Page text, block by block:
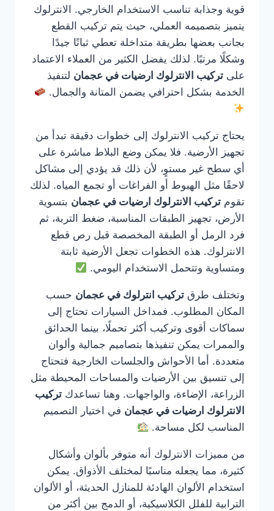
قوية وجذابة تناسب الاستخدام الخارجي. الانترلوك
يتميز بتصميمه العملي، حيث يتم تركيب القطع
بجانب بعضها بطريقة متداخلة تعطي ثباتًا جيدًا
وشكلًا مرتبًا. لذلك يفضل الكثير من العملاء الاعتماد
على تركيب الانترلوك ارضيات في عجمان لتنفيذ
الخدمة بشكل احترافي يضمن المتانة والجمال.
يحتاج تركيب الانترلوك إلى خطوات دقيقة تبدأ من
تجهيز الأرضية. فلا يمكن وضع البلاط مباشرة على
أي سطح غير مستوٍ، لأن ذلك قد يؤدي إلى مشاكل
لاحقًا مثل الهبوط أو الفراغات أو تجمع المياه. لذلك
تقوم تركيب الانترلوك ارضيات في عجمان بتسوية
الأرض، تجهيز الطبقات المناسبة، ضغط التربة، ثم
فرد الرمل أو الطبقة المخصصة قبل رص قطع
الانترلوك. هذه الخطوات تجعل الأرضية ثابتة
ومتساوية وتتحمل الاستخدام اليومي.
وتختلف طرق تركيب انترلوك في عجمان حسب
المكان المطلوب. فمداخل السيارات تحتاج إلى
سماكات أقوى وتركيب أكثر تحملًا، بينما الحدائق
والممرات يمكن تنفيذها بتصاميم جمالية وألوان
متعددة. أما الأحواش والجلسات الخارجية فتحتاج
إلى تنسيق بين الأرضيات والمساحات المحيطة مثل
الزراعة، الإضاءة، والواجهات. وهنا تساعدك تركيب
الانترلوك ارضيات في عجمان في اختيار التصميم
المناسب لكل مساحة.
من مميزات الانترلوك أنه متوفر بألوان وأشكال
كثيرة، مما يجعله مناسبًا لمختلف الأذواق. يمكن
استخدام الألوان الهادئة للمنازل الحديثة، أو الألوان
الترابية للفلل الكلاسيكية، أو الدمج بين أكثر من